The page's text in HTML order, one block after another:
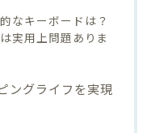
なキーボードは？
実用上問題ありま
ングライフを実現